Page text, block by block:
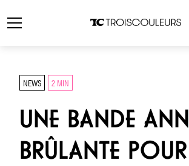
NEWS 2 MIN
UNE BANDE
BRÛLANTE POUR